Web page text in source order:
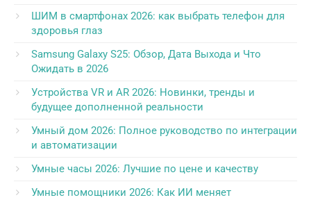
ШИМ в смартфонах 2026: как выбрать телефон для
здоровья глаз
Samsung Galaxy S25: Обзор, Дата Выхода и Что
Ожидать в 2026
Устройства VR и AR 2026: Новинки, тренды и
будущее дополненной реальности
Умный дом 2026: Полное руководство по интеграции
и автоматизации
Умные часы 2026: Лучшие по цене и качеству
Умные помощники 2026: Как ИИ меняет